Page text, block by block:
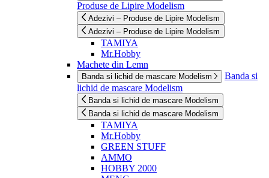
Produse de Lipire Modelism
Adezivi – Produse de Lipire Modelism
Adezivi – Produse de Lipire Modelism
TAMIYA
Mr.Hobby
Machete din Lemn
Banda si lichid de mascare Modelism
Banda si
lichid de mascare Modelism
Banda si lichid de mascare Modelism
Banda si lichid de mascare Modelism
TAMIYA
Mr.Hobby
GREEN STUFF
AMMO
HOBBY 2000